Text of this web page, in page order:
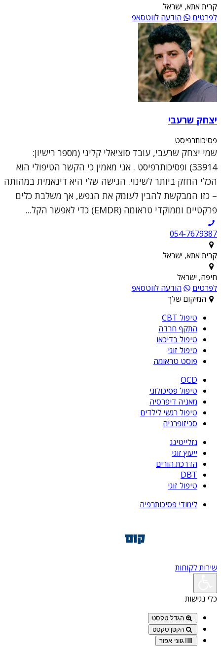
קרית אתא, ישראל
לפרטים
הודעה לווטסאפ
יצחק שרעבי
פסיכותרפיסט
שמי יצחק שרעבי, עובד סוציאלי קליני (מספר רישיון:
33914) ופסיכותרפיסט . אני מאמין כי הקשר הטיפולי הוא
הכלי החזק ביותר לשינוי. הגישה שלי היא דינאמית במהותה
– כזו המבקשת להבין לעומק את הנפש, אך משלבת כלים
פרקטיים וממוקדי טראומה (EMDR) כדי לאפשר הקל...
054-7679387
קרית אתא, ישראל
חיפה, ישראל
לפרטים
הודעה לווטסאפ
המיקום שלך
טיפול CBT
התקף חרדה
טיפול בדיכאו
טיפול זוגי
פוסט טראומה
OCD
טיפול פסיכולוגי
מאניה דיפרסיה
טיפול רגשי לילדים
סכיזופרניה
גזלייטינג
ייעוץ זוגי
הדרכת הורים
DBT
טיפול זוגי
לימודי פסיכותרפיה
שירות לקוחות
כלי נגישות
הגדל טקסט
הקטן טקסט
גווני אפור